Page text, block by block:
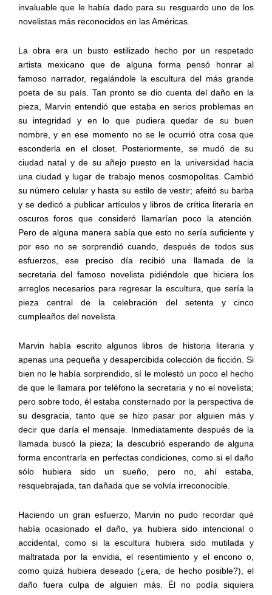
invaluable que le había dado para su resguardo uno de los
novelistas más reconocidos en las Américas.
La obra era un busto estilizado hecho por un respetado
artista mexicano que de alguna forma pensó honrar al
famoso narrador, regalándole la escultura del más grande
poeta de su país. Tan pronto se dio cuenta del daño en la
pieza, Marvin entendió que estaba en serios problemas en
su integridad y en lo que pudiera quedar de su buen
nombre, y en ese momento no se le ocurrió otra cosa que
esconderla en el closet. Posteriormente, se mudó de su
ciudad natal y de su añejo puesto en la universidad hacia
una ciudad y lugar de trabajo menos cosmopolitas. Cambió
su número celular y hasta su estilo de vestir; afeitó su barba
y se dedicó a publicar artículos y libros de crítica literaria en
oscuros foros que consideró llamarían poco la atención.
Pero de alguna manera sabía que esto no sería suficiente y
por eso no se sorprendió cuando, después de todos sus
esfuerzos, ese preciso día recibió una llamada de la
secretaria del famoso novelista pidiéndole que hiciera los
arreglos necesarios para regresar la escultura, que sería la
pieza central de la celebración del setenta y cinco
cumpleaños del novelista.
Marvin había escrito algunos libros de historia literaria y
apenas una pequeña y desapercibida colección de ficción. Si
bien no le había sorprendido, sí le molestó un poco el hecho
de que le llamara por teléfono la secretaria y no el novelista;
pero sobre todo, él estaba consternado por la perspectiva de
su desgracia, tanto que se hizo pasar por alguien más y
decir que daría el mensaje. Inmediatamente después de la
llamada buscó la pieza; la descubrió esperando de alguna
forma encontrarla en perfectas condiciones, como si el daño
sólo hubiera sido un sueño, pero no, ahí estaba,
resquebrajada, tan dañada que se volvía irreconocible.
Haciendo un gran esfuerzo, Marvin no pudo recordar qué
había ocasionado el daño, ya hubiera sido intencional o
accidental, como si la escultura hubiera sido mutilada y
maltratada por la envidia, el resentimiento y el encono o,
como quizá hubiera deseado (¿era, de hecho posible?), el
daño fuera culpa de alguien más. Él no podía siquiera